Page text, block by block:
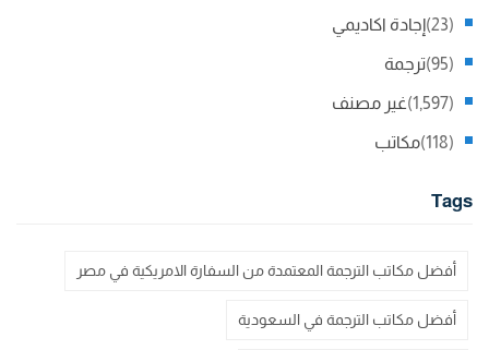
إجادة اكاديمي (23)
ترجمة (95)
غير مصنف (1,597)
مكاتب (118)
Tags
أفضل مكاتب الترجمة المعتمدة من السفارة الامريكية في مصر
أفضل مكاتب الترجمة في السعودية